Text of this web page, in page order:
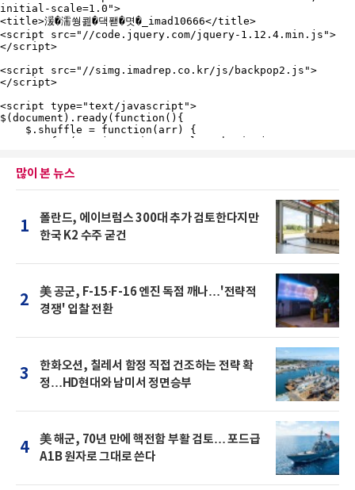
많이 본 뉴스
1
폴란드, 에이브럼스 300대 추가 검토한다지만
한국 K2 수주 굳건
2
美 공군, F-15·F-16 엔진 독점 깨나…'전략적
경쟁' 입찰 전환
3
한화오션, 칠레서 함정 직접 건조하는 전략 확
정…HD현대와 남미서 정면승부
4
美 해군, 70년 만에 핵전함 부활 검토… 포드급
A1B 원자로 그대로 쓴다